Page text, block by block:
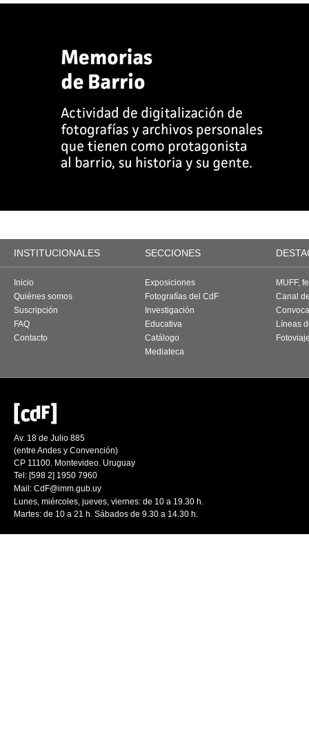
INSTITUCIONALES SECCIONES
Inicio
Quiénes somos
Suscripción
FAQ
Contacto
Exposiciones
Fotografías del CdF
Investigación
Educativa
Catálogo
Mediateca
MUFF,
Canal
Líneas
Av. 18 de Julio 885
(entre Andes y Convención)
CP 11100. Montevideo. Uruguay
Tel: [598 2] 1950 7960
Mail: CdF@imm.gub.uy
Lunes, miércoles, jueves, viernes: de 10 a 19.30 h.
Martes: de 10 a 21 h. Sábados de 9.30 a 14.30 h.